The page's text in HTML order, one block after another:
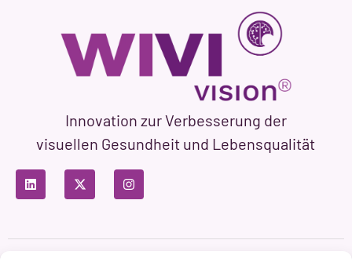
Innovation zur Verbesserung der
visuellen Gesundheit und Lebensqualität